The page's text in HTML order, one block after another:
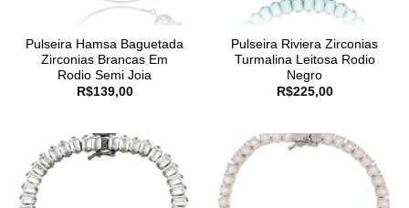
Pulseira Hamsa Baguetada
Zirconias Brancas Em
Rodio Semi Joia
R$139,00
Pulseira Riviera Zirconias
Turmalina Leitosa Rodio
Negro
R$225,00